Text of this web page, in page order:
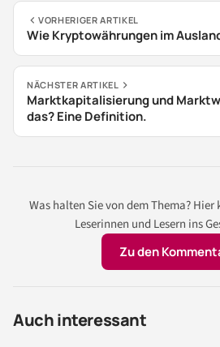
VORHERIGER ARTIKEL
Wie Kryptowährungen im
NÄCHSTER ARTIKEL
Marktkapitalisierung und
das? Eine Definition.
Was halten Sie von dem Thema?
Leserinnen und Lesern ins
Zu den
Auch interessant